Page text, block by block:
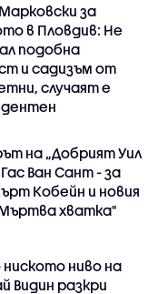
за
в Пловдив: Не
подобна
и садизъм от
случаят е
на „Добрият Уил
Ван Сант - за
Кобейн и новия
хватка"
ниското ниво на
Видин разкри